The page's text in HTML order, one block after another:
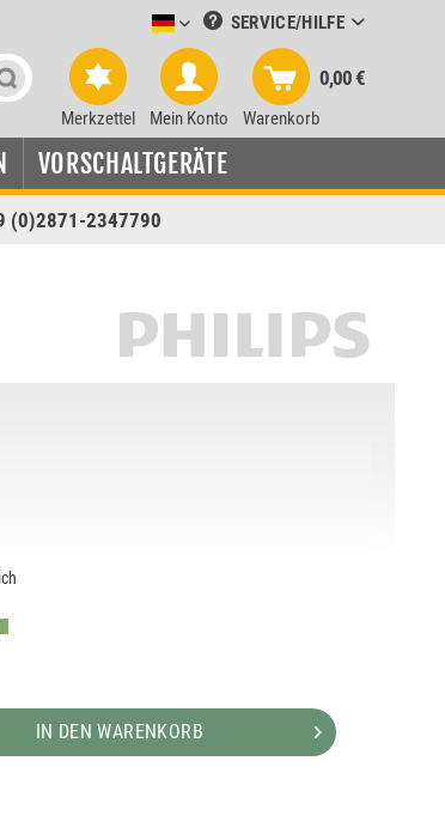
Leuchtmittel-Verkauf deutsch
SERVICE/HILFE
Merkzettel Mein Konto Warenkorb
0,00 €
VORSCHALTGERÄTE
(0)2871-2347790
IN DEN WARENKORB